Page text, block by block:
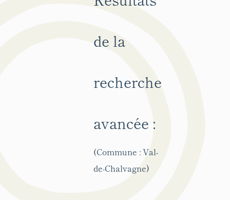
de la
recherche
avancée :
(Commune : Val-
de-Chalvagne)